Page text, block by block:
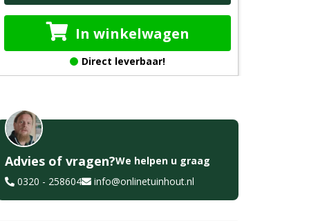
In winkelwagen
Direct leverbaar!
Advies of vragen?We helpen u graag
0320 - 258604
info@onlinetuinhout.nl